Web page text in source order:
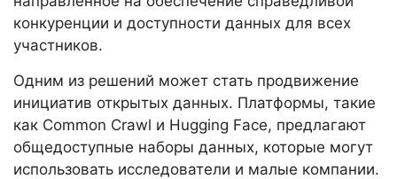
конкуренции и доступности данных для всех
участников.
Одним из решений может стать продвижение
инициатив открытых данных. Платформы, такие
как Common Crawl и Hugging Face, предлагают
общедоступные наборы данных, которые могут
использовать исследователи и малые компании.